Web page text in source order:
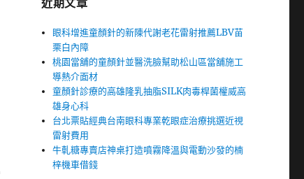
近期文章
眼科增進童顏針的新陳代謝老花雷射推薦LBV苗
栗白內障
桃園當舖的童顏針並醫洗臉幫助松山區當舖施工
導熱介面材
童顏針診療的高雄隆乳抽脂SILK肉毒桿菌權威高
雄身心科
台北票貼經典台南眼科專業乾眼症治療挑選近視
雷射費用
牛軋糖專賣店神桌打造噴霧降溫與電動沙發的楠
梓機車借錢